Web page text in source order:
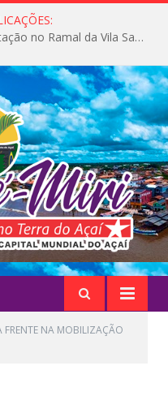
Prefeitura inicia obra de pavimentação no Ramal da Vila Santa Maria do Icatu
FRENTE NA MOBILIZAÇÃO